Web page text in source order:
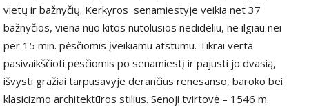
vietų ir bažnyčių. Kerkyros senamiestyje veikia net 37
bažnyčios, viena nuo kitos nutolusios nedideliu, ne ilgiau nei
per 15 min. pėsčiomis įveikiamu atstumu. Tikrai verta
pasivaikščioti pėsčiomis po senamiestį ir pajusti jo dvasią,
išvysti gražiai tarpusavyje derančius renesanso, baroko bei
klasicizmo architektūros stilius. Senoji tvirtovė – 1546 m.